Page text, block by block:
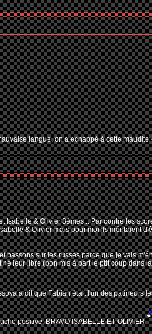
langue, on a echappé à cette
Isabelle & Olivier 3èmes... Par contre les
& Olivier mais pour moi ils méritaient
passons sur les russes parce que je vais
leur libre (bon mis à part le ptit coup
a dit que Fabian était l'un des patineurs
positive: BRAVO ISABELLE ET OLIVIER